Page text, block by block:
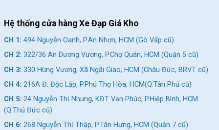
Hệ thống cửa hàng Xe Đạp Giá Kho
CH 1: 494 Nguyễn Oanh, P.An Nhơn, HCM (Gò Vấp cũ)
CH 2: 322/36 An Dương Vương, P.Chợ Quán, HCM (Quận 5 cũ)
CH 3: 330 Hùng Vương, Xã Ngãi Giao, HCM (Châu Đức, BRVT cũ)
CH 4: 216A Đ. Độc Lập, P.Phú Thọ Hòa, HCM(Q.Tân Phú cũ)
CH 5: 24 Nguyễn Thị Nhung, KĐT Vạn Phúc, P.Hiệp Bình, HCM
(Q.Thủ Đức cũ)
CH 6: 268 Nguyễn Thị Thập, P.Tân Hưng, HCM (Quận 7 cũ)